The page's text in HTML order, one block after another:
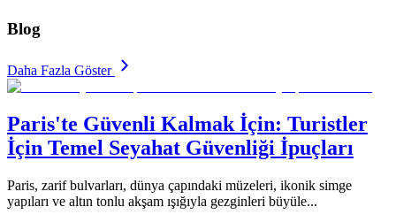
Blog
Daha Fazla Göster
Paris'te Güvenli Kalmak İçin: Turistler
İçin Temel Seyahat Güvenliği İpuçları
Paris, zarif bulvarları, dünya çapındaki müzeleri, ikonik simge
yapıları ve altın tonlu akşam ışığıyla gezginleri büyüle...